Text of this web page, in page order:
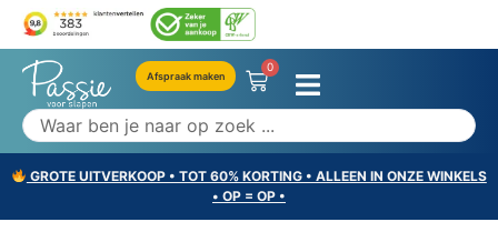
Afspraak maken
0
GROTE UITVERKOOP • TOT 60% KORTING • ALLEEN IN ONZE WINKELS
• OP = OP •